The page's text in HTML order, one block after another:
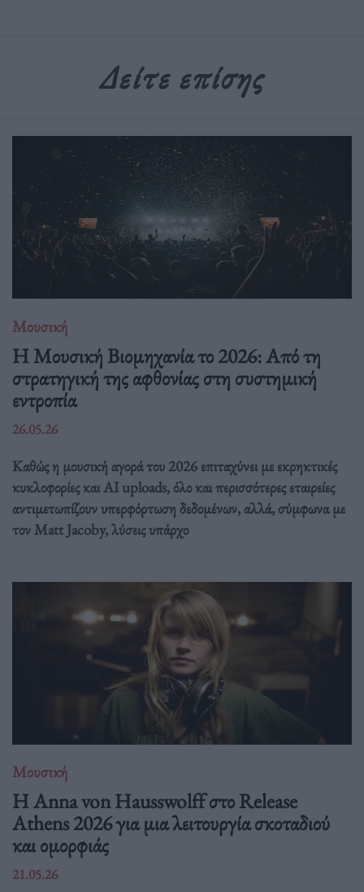
Δείτε επίσης
Μουσική
Η Μουσική Βιομηχανία το 2026: Από τη
στρατηγική της αφθονίας στη συστημική
εντροπία
26.05.26
Καθώς η μουσική αγορά του 2026 επιταχύνει με εκρηκτικές
κυκλοφορίες και AI uploads, όλο και περισσότερες εταιρείες
αντιμετωπίζουν υπερφόρτωση δεδομένων, αλλά, σύμφωνα με
τον Matt Jacoby, λύσεις υπάρχο
Μουσική
Η Anna von Hausswolff στο Release
Athens 2026 για μια λειτουργία σκοταδιού
και ομορφιάς
21.05.26